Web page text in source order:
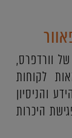
וורדפרס,
לקוחות
והניסיון
היכרות